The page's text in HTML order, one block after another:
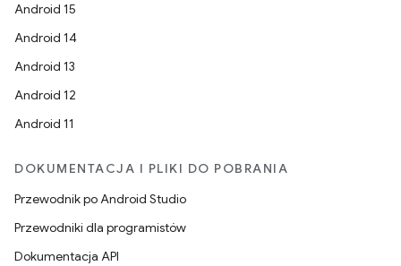
Android 15
Android 14
Android 13
Android 12
Android 11
DOKUMENTACJA I PLIKI DO POBRANIA
Przewodnik po Android Studio
Przewodniki dla programistów
Dokumentacja API